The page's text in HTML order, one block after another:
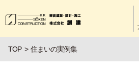
TOP 住まいの実例集